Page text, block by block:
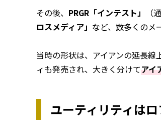
その後、 PRGR「インテスト」 （
ロスメディア」 など、数多くのメ
当時の形状は、アイアンの延長
ィも発売され、大きく分けてアイ
ユーティリティは